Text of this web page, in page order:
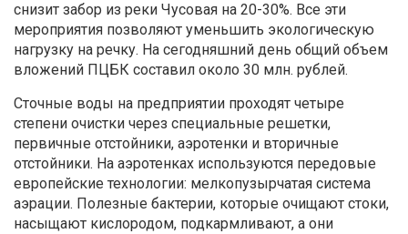
снизит забор из реки Чусовая на 20-30%. Все эти
мероприятия позволяют уменьшить экологическую
нагрузку на речку. На сегодняшний день общий объем
вложений ПЦБК составил около 30 млн. рублей.
Сточные воды на предприятии проходят четыре
степени очистки через специальные решетки,
первичные отстойники, аэротенки и вторичные
отстойники. На аэротенках используются передовые
европейские технологии: мелкопузырчатая система
аэрации. Полезные бактерии, которые очищают стоки,
насыщают кислородом, подкармливают, а они